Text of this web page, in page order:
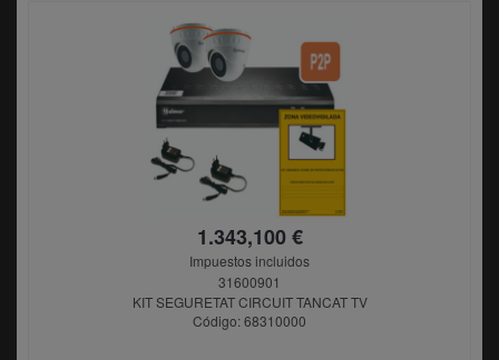
1.343,100 €
Impuestos incluidos
31600901
KIT SEGURETAT CIRCUIT TANCAT TV
Código: 68310000